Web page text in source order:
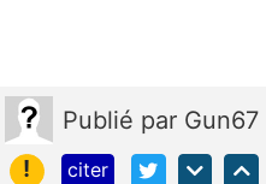
Publié par Gun67
!
citer